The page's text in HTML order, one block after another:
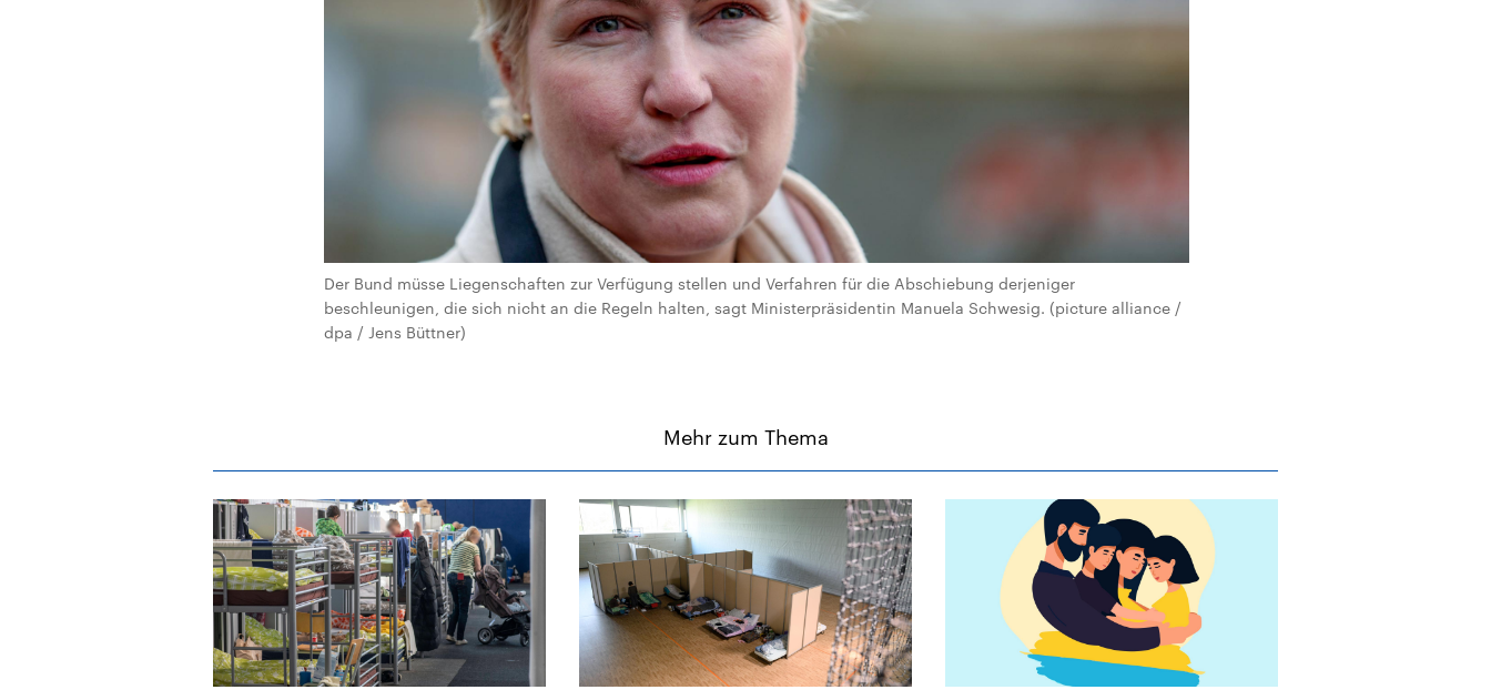
Der Bund müsse Liegenschaften zur Verfügung stellen und Verfahren für die Abschiebung derjeniger
beschleunigen, die sich nicht an die Regeln halten, sagt Ministerpräsidentin Manuela Schwesig. (picture alliance /
dpa / Jens Büttner)
Mehr zum Thema